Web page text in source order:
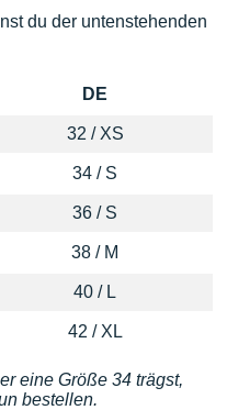
du der untenstehenden
DE
32 / XS
34 / S
36 / S
38 / M
40 / L
42 / XL
eine Größe 34 trägst,
bestellen.